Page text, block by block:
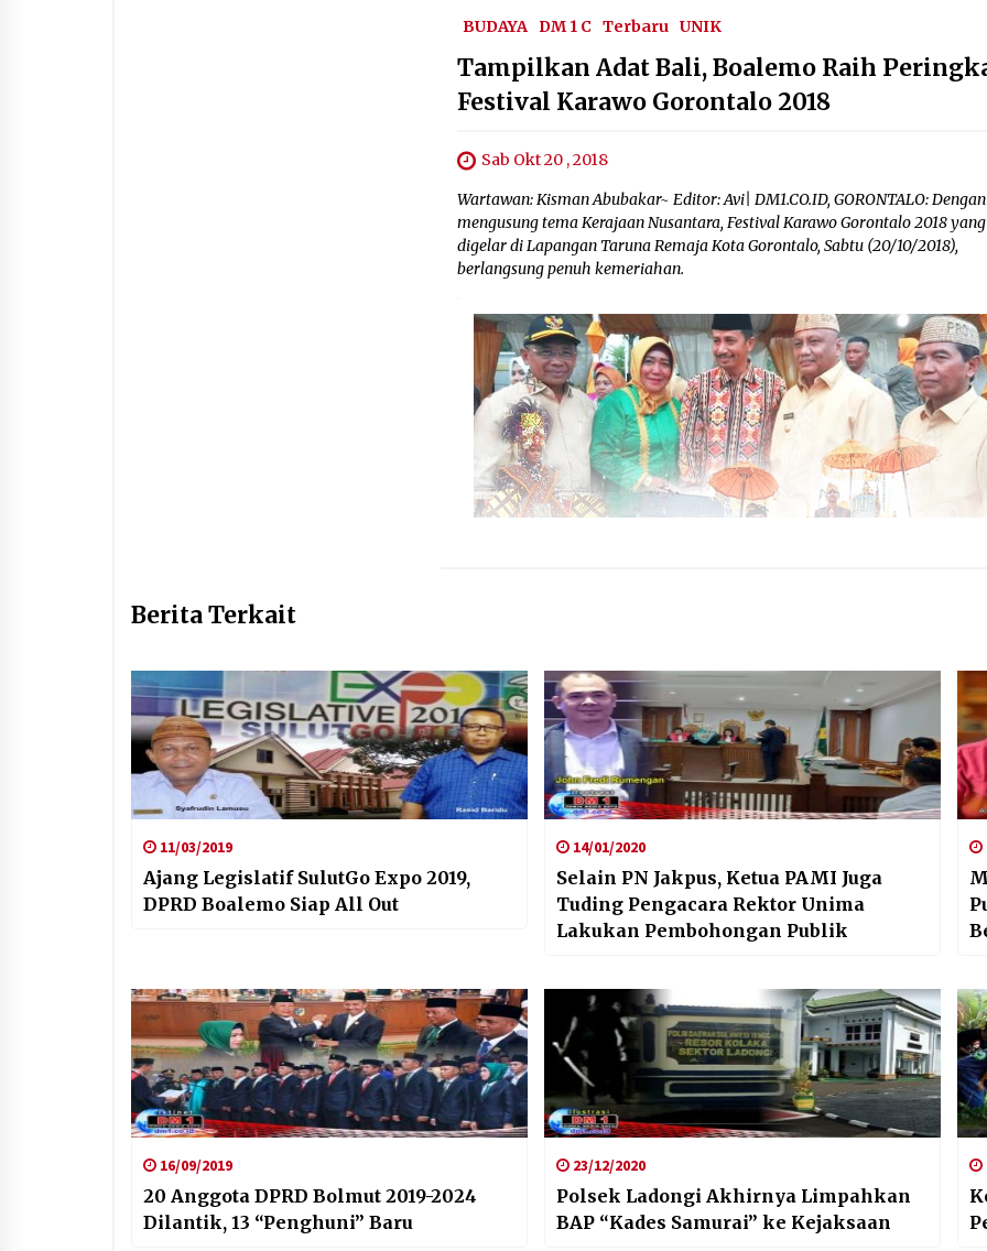
BUDAYA DM 1 C Terbaru UNIK
Tampilkan Adat Bali, Boalemo Raih
Festival Karawo Gorontalo 2018
Sab Okt 20 , 2018
Wartawan: Kisman Abubakar~ Editor: Avi| DM1.CO.ID, GORONTALO: Dengan
mengusung tema Kerajaan Nusantara, Festival Karawo Gorontalo 2018 yang
digelar di Lapangan Taruna Remaja Kota Gorontalo, Sabtu (20/10/2018),
berlangsung penuh kemeriahan.
Berita Terkait
11/03/2019
Ajang Legislatif SulutGo Expo 2019,
DPRD Boalemo Siap All Out
14/01/2020
Selain PN Jakpus, Ketua PAMI Juga
Tuding Pengacara Rektor Unima
Lakukan Pembohongan Publik
16/09/2019
20 Anggota DPRD Bolmut 2019-2024
Dilantik, 13 “Penghuni” Baru
23/12/2020
Polsek Ladongi Akhirnya Limpahkan
BAP “Kades Samurai” ke Kejaksaan